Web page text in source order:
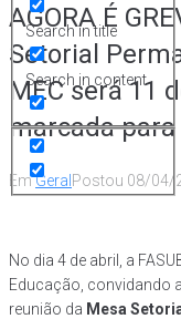
Search in title
Search in content
AGORA É
Setorial
MEC será 11
marcada
EmGeral Postou 08/04/
No dia 4 de abril, a
Educação, convidando
reunião da Mesa